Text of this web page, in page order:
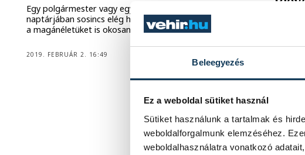
Beleegyezés
Ez a weboldal sütiket használ
Sütiket használunk a tartalmak és
weboldalforgalmunk elemzéséhez.
weboldalhasználatra vonatkozó
Egy polgármester vagy egy országgyűlési képviselő
naptárjában sosincs elég hely: nemcsak a munkájukat, de
a magánéletüket is okosan kell menedzselniük.
2019. FEBRUÁR 2. 16:49
2019.